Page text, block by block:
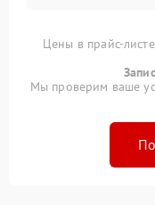
Цены в прайс-
Мы проверим ваше